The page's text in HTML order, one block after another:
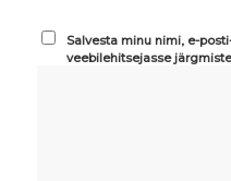
Salvesta minu nimi, e-
veebilehitsejasse